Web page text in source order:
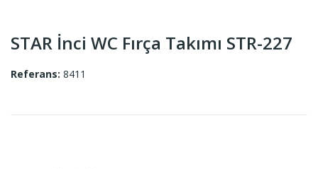
STAR İnci WC Fırça Takımı STR-227
Referans: 8411